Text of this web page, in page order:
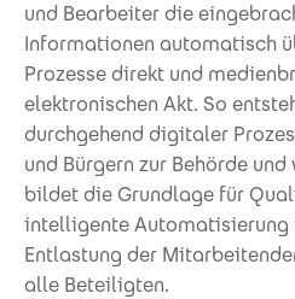
und Bearbeiter die
Informationen automatisch
Prozesse direkt und
elektronischen Akt. So
durchgehend digitaler
und Bürgern zur Behörde
bildet die Grundlage für
intelligente Automatisierung
Entlastung der
alle Beteiligten.